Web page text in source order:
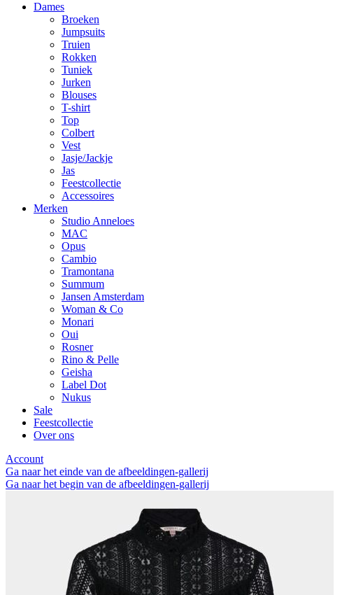
Dames
Broeken
Jumpsuits
Truien
Rokken
Tuniek
Jurken
Blouses
T-shirt
Top
Colbert
Vest
Jasje/Jackje
Jas
Feestcollectie
Accessoires
Merken
Studio Anneloes
MAC
Opus
Cambio
Tramontana
Summum
Jansen Amsterdam
Woman & Co
Monari
Oui
Rosner
Rino & Pelle
Geisha
Label Dot
Nukus
Sale
Feestcollectie
Over ons
Account
Ga naar het einde van de afbeeldingen-gallerij
Ga naar het begin van de afbeeldingen-gallerij